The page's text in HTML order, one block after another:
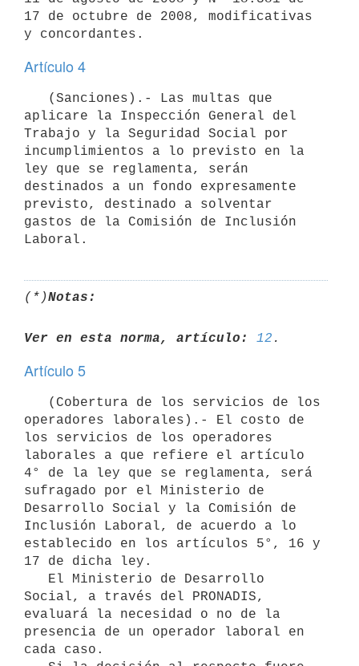
17 de octubre de 2008, modificativas
Artículo 4
aplicare la Inspección General del
Trabajo y la Seguridad Social por
incumplimientos a lo previsto en la
ley que se reglamenta, serán
destinados a un fondo expresamente
previsto, destinado a solventar
gastos de la Comisión de Inclusión
(*)Notas:
Ver en esta norma, artículo: 12
Artículo 5
operadores laborales).- El costo de
los servicios de los operadores
laborales a que refiere el artículo
4° de la ley que se reglamenta, será
sufragado por el Ministerio de
Desarrollo Social y la Comisión de
Inclusión Laboral, de acuerdo a lo
establecido en los artículos 5°, 16 y
17 de dicha ley.
Social, a través del PRONADIS,
evaluará la necesidad o no de la
presencia de un operador laboral en
cada caso.